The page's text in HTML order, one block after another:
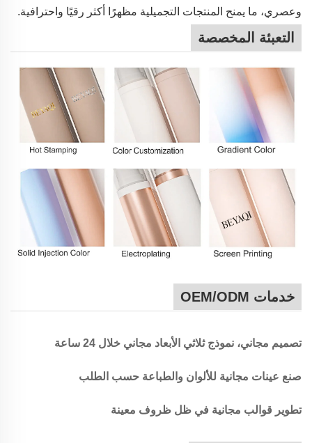
وعصري، ما يمنح المنتجات التجميلية مظهرًا أكثر رقيًا واحترافية.
التعبئة المخصصة
خدمات OEM/ODM
تصميم مجاني، نموذج ثلاثي الأبعاد مجاني خلال 24 ساعة
صنع عينات مجانية للألوان والطباعة حسب الطلب
تطوير قوالب مجانية في ظل ظروف معينة